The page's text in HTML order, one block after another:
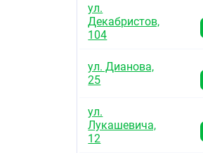
ул.
Декабристов,
104
ул. Дианова,
25
ул.
Лукашевича,
12